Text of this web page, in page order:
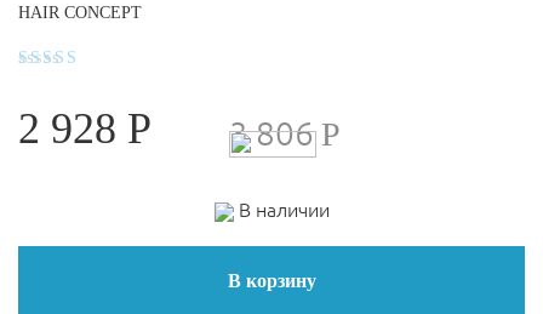
HAIR CONCEPT
из 5
2 928 Р 3 806Р
В наличии
В корзину